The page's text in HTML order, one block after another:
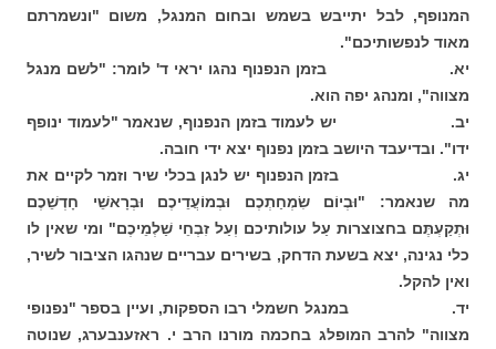
המנופף, לבל יתייבש בשמש ובחום המנגל, משום "ונשמרתם
מאוד לנפשותיכם".
יא. בזמן הנפנוף נהגו יראי ד' לומר: "לשם מנגל
מצווה", ומנהג יפה הוא.
יב. יש לעמוד בזמן הנפנוף, שנאמר "לעמוד ינופף
ידו". ובדיעבד היושב בזמן נפנוף יצא ידי חובה.
יג. בזמן הנפנוף יש לנגן בכלי שיר וזמר לקיים את
מה שנאמר: "וּבְיוֹם שִׂמְחַתְכֶם וּבְמוֹעֲדֵיכֶם וּבְרָאשֵׁי חָדְשֵׁכֶם
וּתְקַעְתֶּם בחצוצרות עַל עולותיכם וְעַל זִבְחֵי שַׁלְמֵיכֶם" ומי שאין לו
כלי נגינה, יצא בשעת הדחק, בשירים עבריים שנהגו הציבור לשיר,
ואין להקל.
יד. במנגל חשמלי רבו הספקות, ועיין בספר "נפנופי
מצווה" להרב המופלג בחכמה מורנו הרב י. ראזענבערג, שנוטה